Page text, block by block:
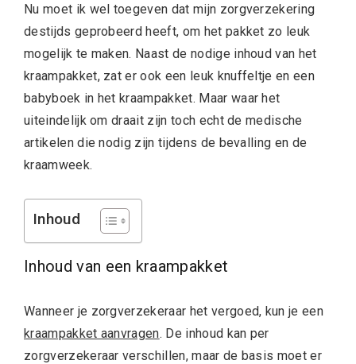
Nu moet ik wel toegeven dat mijn zorgverzekering
destijds geprobeerd heeft, om het pakket zo leuk
mogelijk te maken. Naast de nodige inhoud van het
kraampakket, zat er ook een leuk knuffeltje en een
babyboek in het kraampakket. Maar waar het
uiteindelijk om draait zijn toch echt de medische
artikelen die nodig zijn tijdens de bevalling en de
kraamweek.
Inhoud
Inhoud van een kraampakket
Wanneer je zorgverzekeraar het vergoed, kun je een
kraampakket aanvragen. De inhoud kan per
zorgverzekeraar verschillen, maar de basis moet er